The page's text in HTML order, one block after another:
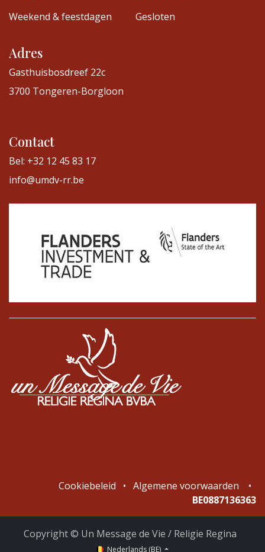
Weekend & feestdagen
Gesloten
Adres
Gasthuisbosdreef 22c
3700 Tongeren-Borgloon
Contact
Bel: +32 12 45 83 17
info@umdv-rr.be
Cookiebeleid • Algemene voorwaarden
•
BE0887136363
Copyright © Un Message de Vie / Religie Regina
Nederlands (BE)